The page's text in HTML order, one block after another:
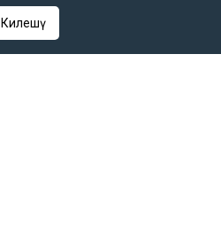
массовых коммуникаций
свидетельства ИА № ФС
В соответствии со статьей 23
сообщений и
Килешү